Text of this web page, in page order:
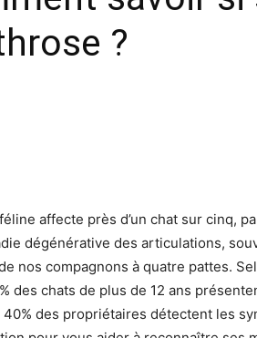
?
féline affecte près d’un chat sur cinq,
dégénérative des articulations,
nos compagnons à quatre pattes.
des chats de plus de 12 ans
des propriétaires détectent les